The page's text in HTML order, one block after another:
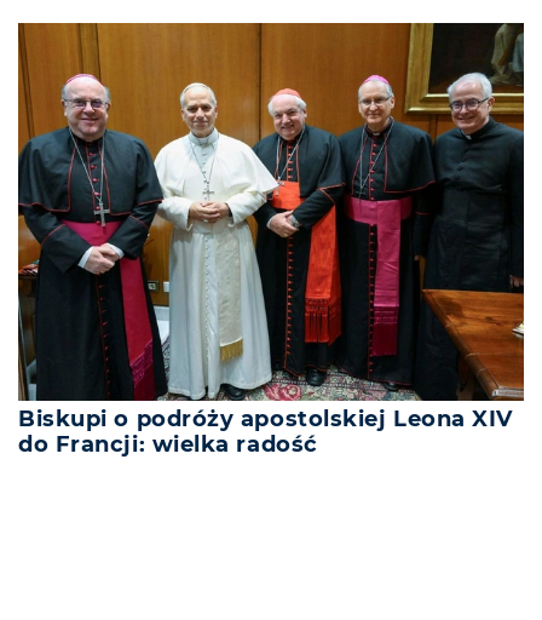
Biskupi o podróży apostolskiej Leona XIV
do Francji: wielka radość